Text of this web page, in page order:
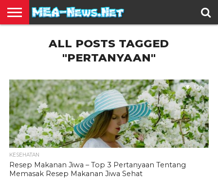
INSPIRASI
KESEHATAN
OTOMOTIFALL POSTS TAGGED
"PERTANYAAN"
1.2K
KESEHATAN
Resep Makanan Jiwa – Top 3 Pertanyaan Tentang
Memasak Resep Makanan Jiwa Sehat